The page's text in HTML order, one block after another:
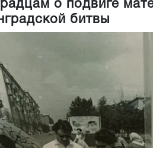
о подвиге
битвы